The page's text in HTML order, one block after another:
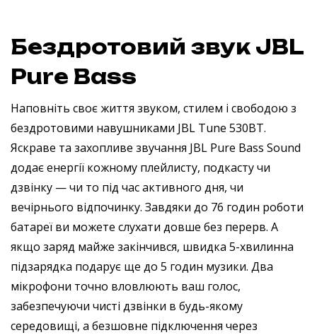
Бездротовий звук JBL
Pure Bass
Наповніть своє життя звуком, стилем і свободою з
бездротовими навушниками JBL Tune 530BT.
Яскраве та захопливе звучання JBL Pure Bass Sound
додає енергії кожному плейлисту, подкасту чи
дзвінку — чи то під час активного дня, чи
вечірнього відпочинку. Завдяки до 76 годин роботи
батареї ви можете слухати довше без перерв. А
якщо заряд майже закінчився, швидка 5-хвилинна
підзарядка подарує ще до 5 годин музики. Два
мікрофони точно вловлюють ваш голос,
забезпечуючи чисті дзвінки в будь-якому
середовищі, а безшовне підключення через